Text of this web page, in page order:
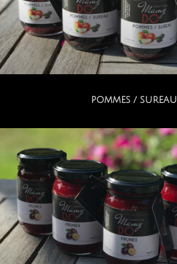
POMMES / SUREAU